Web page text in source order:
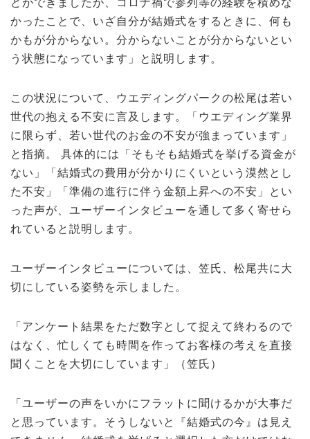
かったことで、いざ自分が結婚式をするときに、何も
かもが分からない。分からないことが分からないとい
う状態になっています」と説明します。
この状況について、ウエディングパークの松尾は若い
世代の抱える不安に言及します。「ウエディング業界
に限らず、若い世代のお金の不安が強まっています」
と指摘。 具体的には「そもそも結婚式を挙げる資金が
ない」「結婚式の費用が分かりにくいという漠然とし
た不安」「準備の進行に伴う金額上昇への不安」とい
った声が、ユーザーインタビューを通して多く寄せら
れていると説明します。
ユーザーインタビューについては、笠氏、松尾共に大
切にしている姿勢を示しました。
「アンケート結果をただ数字として捉えて終わるので
はなく、忙しくても時間を作ってお客様の考えを直接
聞くことを大切にしています」（笠氏）
「ユーザーの声をいかにフラットに聞けるかが大事だ
と思っています。そうしないと『結婚式の今』は見え